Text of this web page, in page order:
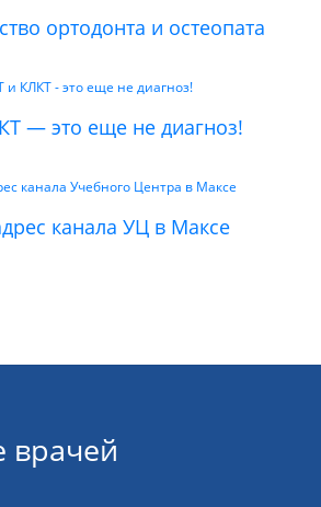
ортодонта и остеопата
— это еще не диагноз!
канала УЦ в Максе
врачей